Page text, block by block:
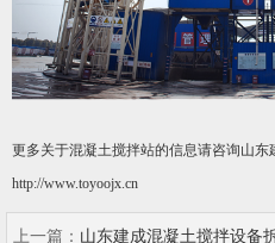
更多关于混凝土搅拌站的信息请咨询山东
http://www.toyoojx.cn
上一篇： 山东建成混凝土搅拌设备